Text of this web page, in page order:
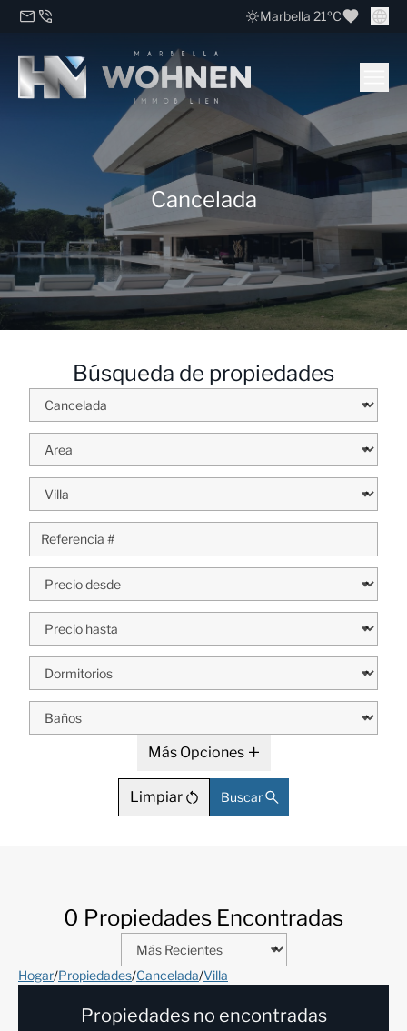
Marbella 21ºC
Cancelada
Búsqueda de propiedades
Más Opciones
Limpiar Buscar
0 Propiedades Encontradas
Hogar/Propiedades/Cancelada/Villa
Propiedades no encontradas